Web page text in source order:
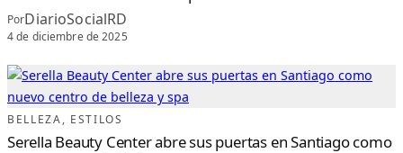
PorDiarioSocialRD
4 de diciembre de 2025
BELLEZA, ESTILOS
Serella Beauty Center abre sus puertas en Santiago como